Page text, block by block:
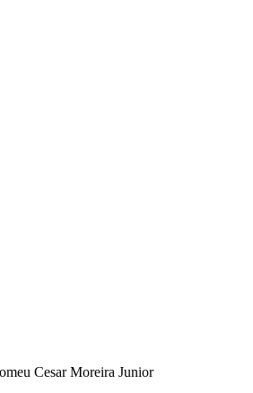
Cesar Moreira Junior